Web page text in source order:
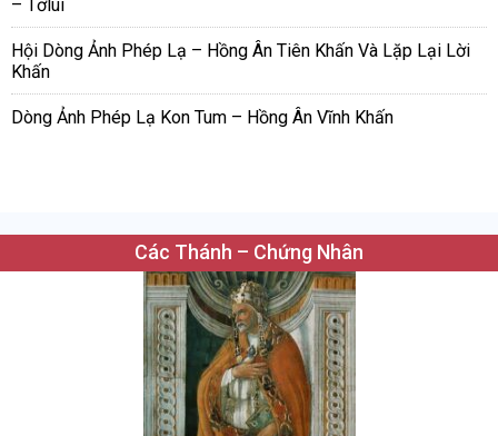
– Tơlúi
Hội Dòng Ảnh Phép Lạ – Hồng Ân Tiên Khấn Và Lặp Lại Lời
Khấn
Dòng Ảnh Phép Lạ Kon Tum – Hồng Ân Vĩnh Khấn
Các Thánh – Chứng Nhân